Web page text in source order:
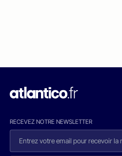
RECEVEZ NOTRE NEWSLETTER